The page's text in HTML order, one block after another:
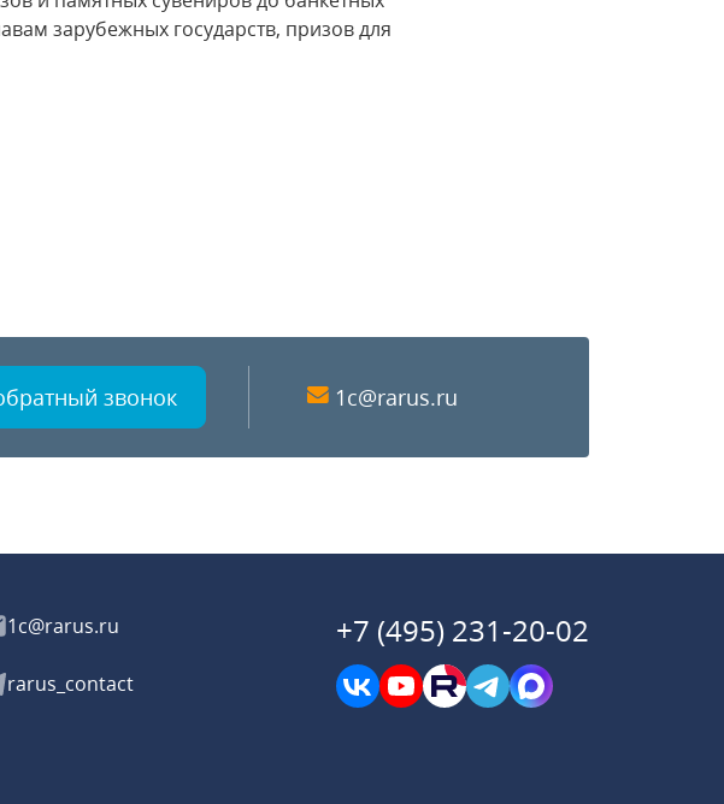
зарубежных государств, призов для
звонок 1c@rarus.ru
1c@rarus.ru
rarus_contact
+7 (495) 231-20-02